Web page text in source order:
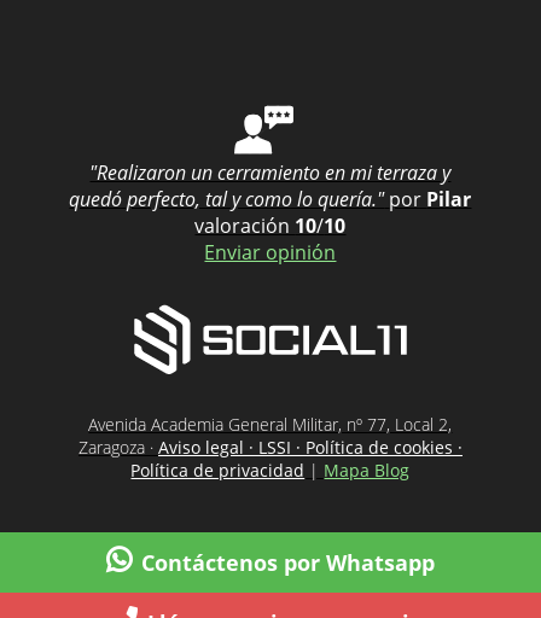
"Realizaron un cerramiento en mi terraza y
quedó perfecto, tal y como lo quería." por Pilar
valoración 10/10
Enviar opinión
Avenida Academia General Militar, nº 77, Local 2,
Zaragoza · Aviso legal · LSSI · Política de cookies ·
Política de privacidad | Mapa Blog
Contáctenos por Whatsapp